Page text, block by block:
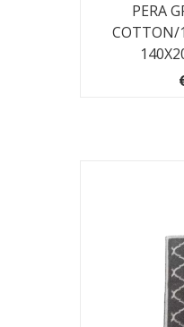
PERA
COTTON/